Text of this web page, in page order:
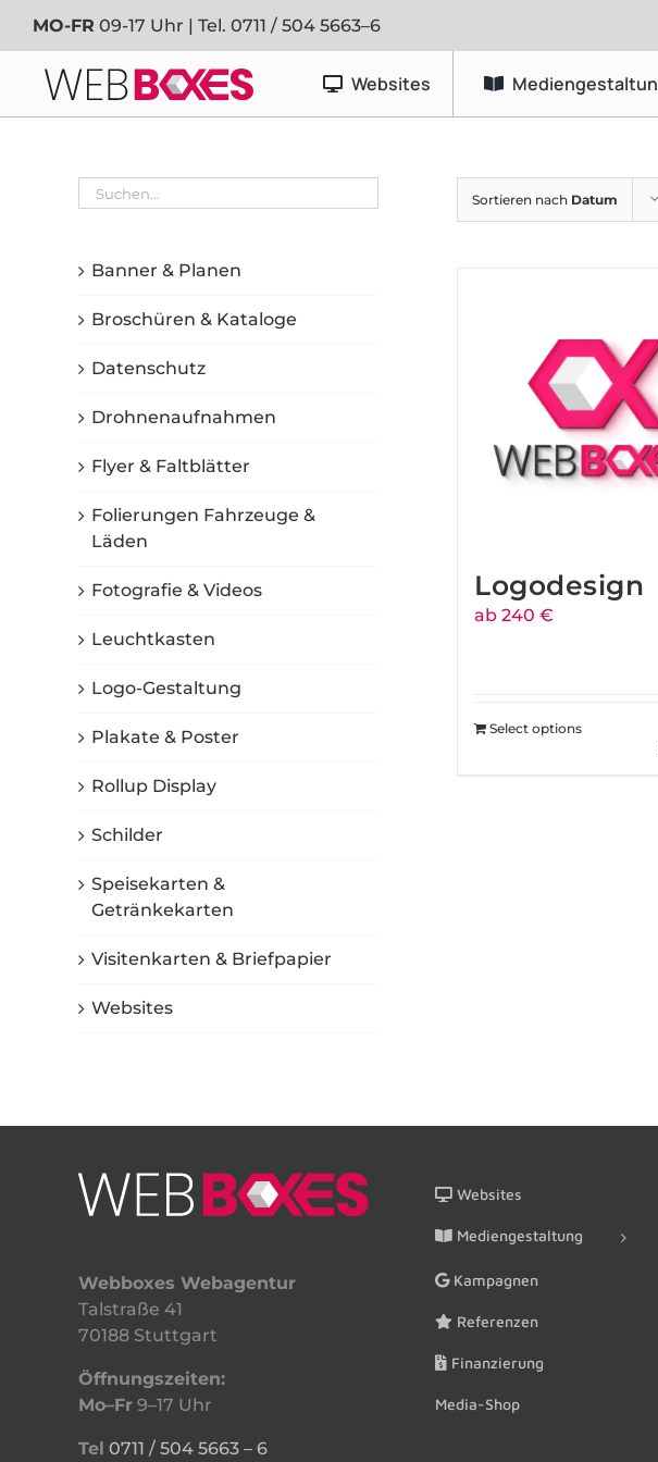
Inhalt
springen
MO-FR 09-17 Uhr | Tel. 0711 / 504 5663–6
Websites
Werbetechnik
Fahrzeugfolierung
Logo-
Plakate &
Sortieren nach Datum
Logodesign
ab 240 €
Select options
Banner & Planen
Broschüren & Kataloge
Datenschutz
Drohnenaufnahmen
Flyer & Faltblätter
Folierungen Fahrzeuge &
Läden
Fotografie & Videos
Leuchtkasten
Logo-Gestaltung
Plakate & Poster
Rollup Display
Schilder
Speisekarten &
Getränkekarten
Visitenkarten & Briefpapier
Websites
Webboxes Webagentur
Talstraße 41
70188 Stuttgart
Öffnungszeiten:
Mo–Fr 9–17 Uhr
Tel 0711 / 504 5663 – 6
Websites
Mediengestaltung
Kampagnen
Referenzen
Finanzierung
Media-Shop